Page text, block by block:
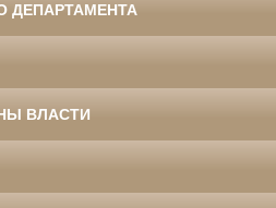
ДЕПАРТАМЕНТА
ВЛАСТИ